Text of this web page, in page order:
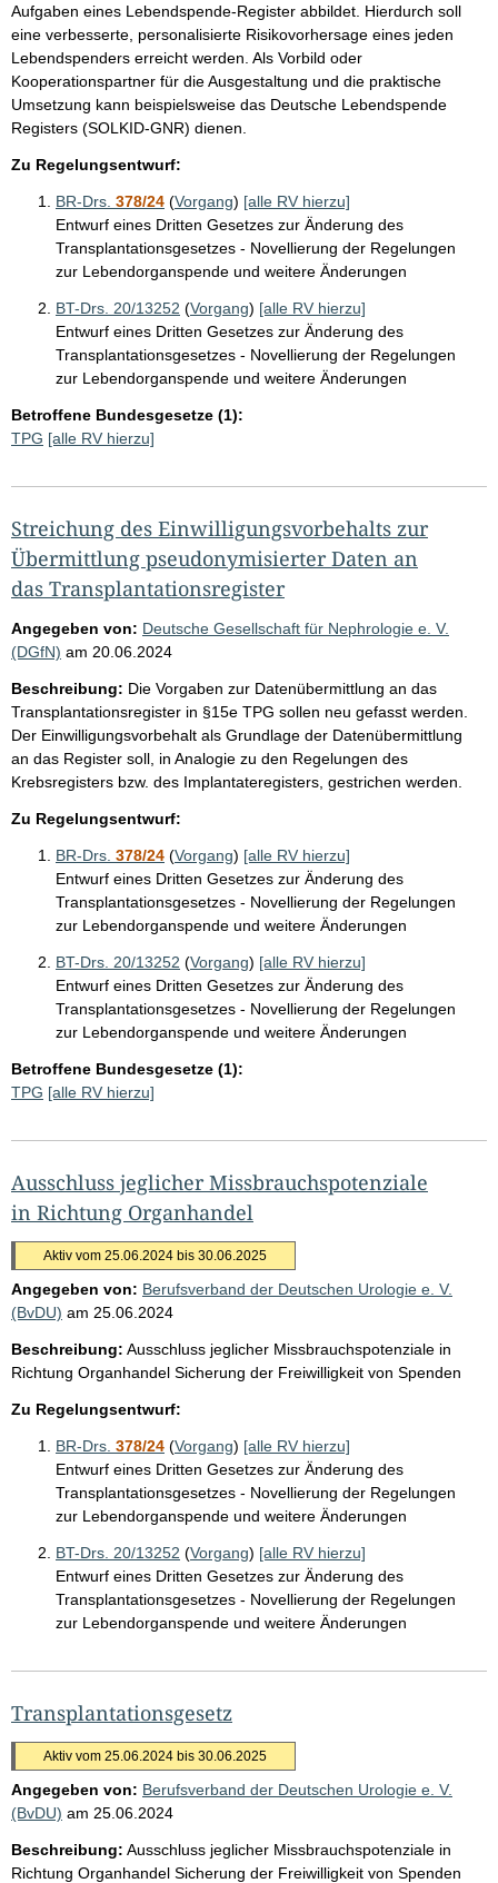
Aufgaben eines Lebendspende-Register abbildet. Hierdurch soll
eine verbesserte, personalisierte Risikovorhersage eines jeden
Lebendspenders erreicht werden. Als Vorbild oder
Kooperationspartner für die Ausgestaltung und die praktische
Umsetzung kann beispielsweise das Deutsche Lebendspende
Registers (SOLKID-GNR) dienen.
Zu Regelungsentwurf:
BR-Drs. 378/24 (Vorgang) [alle RV hierzu]
Entwurf eines Dritten Gesetzes zur Änderung des
Transplantationsgesetzes - Novellierung der Regelungen
zur Lebendorganspende und weitere Änderungen
BT-Drs. 20/13252 (Vorgang) [alle RV hierzu]
Entwurf eines Dritten Gesetzes zur Änderung des
Transplantationsgesetzes - Novellierung der Regelungen
zur Lebendorganspende und weitere Änderungen
Betroffene Bundesgesetze (1):
TPG [alle RV hierzu]
Streichung des Einwilligungsvorbehalts zur
Übermittlung pseudonymisierter Daten an
das Transplantationsregister
Angegeben von: Deutsche Gesellschaft für Nephrologie e. V.
(DGfN) am 20.06.2024
Beschreibung: Die Vorgaben zur Datenübermittlung an das
Transplantationsregister in §15e TPG sollen neu gefasst werden.
Der Einwilligungsvorbehalt als Grundlage der Datenübermittlung
an das Register soll, in Analogie zu den Regelungen des
Krebsregisters bzw. des Implantateregisters, gestrichen werden.
Zu Regelungsentwurf:
BR-Drs. 378/24 (Vorgang) [alle RV hierzu]
Entwurf eines Dritten Gesetzes zur Änderung des
Transplantationsgesetzes - Novellierung der Regelungen
zur Lebendorganspende und weitere Änderungen
BT-Drs. 20/13252 (Vorgang) [alle RV hierzu]
Entwurf eines Dritten Gesetzes zur Änderung des
Transplantationsgesetzes - Novellierung der Regelungen
zur Lebendorganspende und weitere Änderungen
Betroffene Bundesgesetze (1):
TPG [alle RV hierzu]
Ausschluss jeglicher Missbrauchspotenziale
in Richtung Organhandel
Aktiv vom 25.06.2024 bis 30.06.2025
Angegeben von: Berufsverband der Deutschen Urologie e. V.
(BvDU) am 25.06.2024
Beschreibung: Ausschluss jeglicher Missbrauchspotenziale in
Richtung Organhandel Sicherung der Freiwilligkeit von Spenden
Zu Regelungsentwurf:
BR-Drs. 378/24 (Vorgang) [alle RV hierzu]
Entwurf eines Dritten Gesetzes zur Änderung des
Transplantationsgesetzes - Novellierung der Regelungen
zur Lebendorganspende und weitere Änderungen
BT-Drs. 20/13252 (Vorgang) [alle RV hierzu]
Entwurf eines Dritten Gesetzes zur Änderung des
Transplantationsgesetzes - Novellierung der Regelungen
zur Lebendorganspende und weitere Änderungen
Transplantationsgesetz
Aktiv vom 25.06.2024 bis 30.06.2025
Angegeben von: Berufsverband der Deutschen Urologie e. V.
(BvDU) am 25.06.2024
Beschreibung: Ausschluss jeglicher Missbrauchspotenziale in
Richtung Organhandel Sicherung der Freiwilligkeit von Spenden